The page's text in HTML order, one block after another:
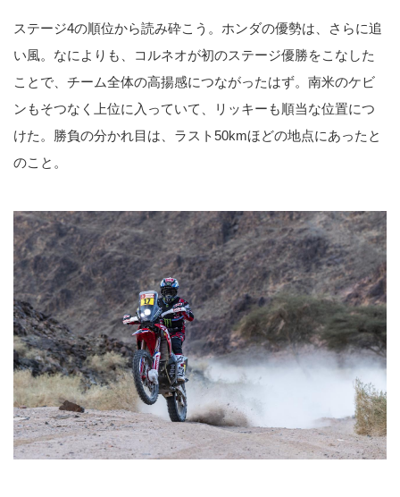
ステージ4の順位から読み砕こう。ホンダの優勢は、さらに追
い風。なによりも、コルネオが初のステージ優勝をこなした
ことで、チーム全体の高揚感につながったはず。南米のケビ
ンもそつなく上位に入っていて、リッキーも順当な位置につ
けた。勝負の分かれ目は、ラスト50kmほどの地点にあったと
のこと。